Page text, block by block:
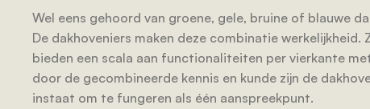
Wel eens gehoord van groene, gele, bruine of blauwe
De dakhoveniers maken deze combinatie werkelijkheid.
bieden een scala aan functionaliteiten per vierkante
door de gecombineerde kennis en kunde zijn de
instaat om te fungeren als één aanspreekpunt.